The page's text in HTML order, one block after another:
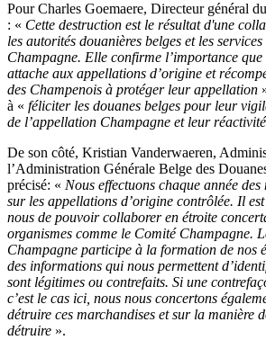
Pour Charles Goemaere, Directeur général
: « Cette destruction est le résultat d'une
les autorités douanières belges et les services
Champagne. Elle confirme l’importance
attache aux appellations d’origine et
des Champenois à protéger leur appellation
à « féliciter les douanes belges pour leur
de l’appellation Champagne et leur réactivité
De son côté, Kristian Vanderwaeren,
l’Administration Générale Belge des
précisé: « Nous effectuons chaque année
sur les appellations d’origine contrôlée. Il
nous de pouvoir collaborer en étroite
organismes comme le Comité Champagne.
Champagne participe à la formation de nos
des informations qui nous permettent
sont légitimes ou contrefaits. Si une
c’est le cas ici, nous nous concertons
détruire ces marchandises etsur la manière
détruire ».